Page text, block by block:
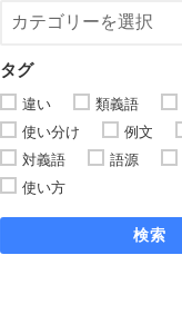
タグ
違い 類義語
使い分け
例文
対義語
語源
使い方
検索